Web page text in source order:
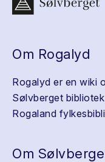
Om Rogalyd
Rogalyd er en wiki
Sølvberget
Rogaland
Om